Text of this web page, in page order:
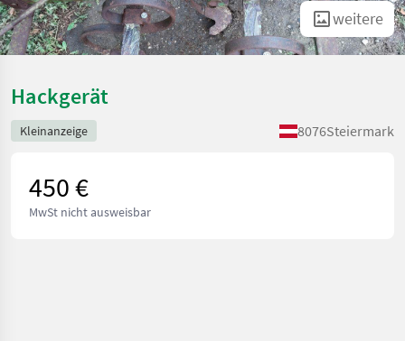
weitere
Hackgerät
Kleinanzeige 8076Steiermark
450 €
MwSt nicht ausweisbar